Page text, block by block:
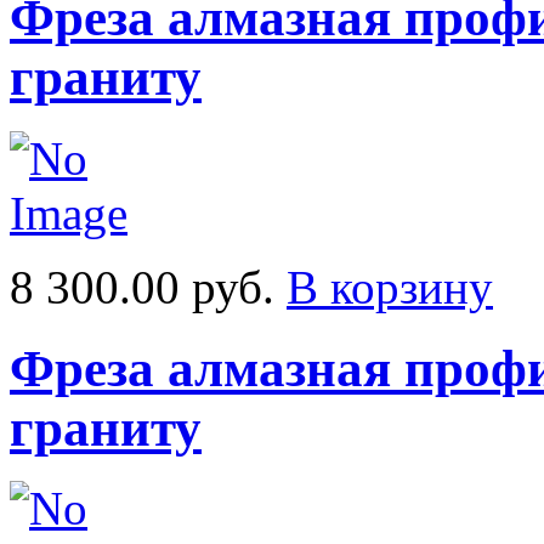
Фреза алмазная
граниту
8 300.00 руб. В корзину
Фреза алмазная
граниту